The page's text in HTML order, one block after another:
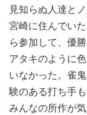
見知らぬ人達と
宮崎に住んでい
ら参加して、優勝
アタキのように
いなかった。雀
験のある打ち手
みんなの所作が